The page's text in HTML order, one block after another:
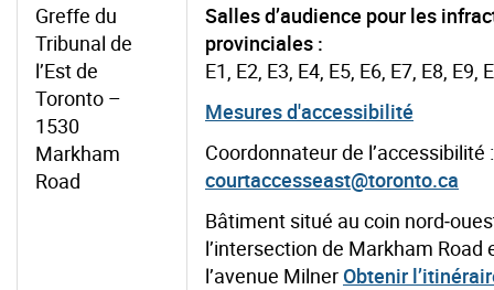
Greffe du
Tribunal de
l’Est de
Toronto –
1530
Markham
Road
Salles d’audience pour les
provinciales :
E1, E2, E3, E4, E5, E6, E7, E8, E9,
Mesures d'accessibilité
Coordonnateur de l’accessibilité :
courtaccesseast@toronto.ca
Bâtiment situé au coin
l’intersection de Markham Road
l’avenue MilnerObtenir